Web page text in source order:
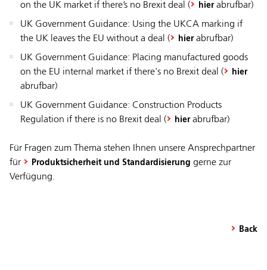
on the UK market if there’s no Brexit deal (
hierabrufbar)
UK Government Guidance: Using the UKCA marking if
the UK leaves the EU without a deal (
hierabrufbar)
UK Government Guidance: Placing manufactured goods
on the EU internal market if there's no Brexit deal (
hier
abrufbar)
UK Government Guidance: Construction Products
Regulation if there is no Brexit deal (
hierabrufbar)
Für Fragen zum Thema stehen Ihnen unsere Ansprechpartner
für
Produktsicherheit und Standardisierung gerne zur
Verfügung.
Back